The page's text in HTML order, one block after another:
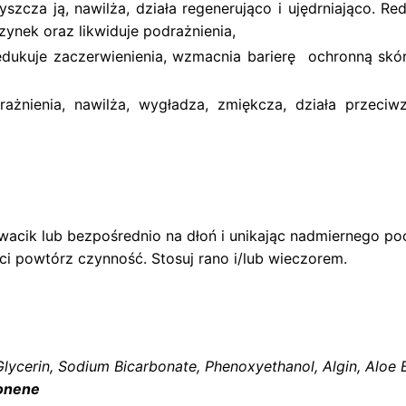
ją, nawilża, działa regenerująco i ujędrniająco.
oraz likwiduje podrażnienia,
zaczerwienienia, wzmacnia barierę ochronną
nawilża, wygładza, zmiękcza, działa
lub bezpośrednio na dłoń i unikając nadmiernego
powtórz czynność. Stosuj rano i/lub wieczorem.
Sodium Bicarbonate, Phenoxyethanol, Algin, Aloe